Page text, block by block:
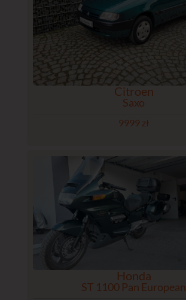
Citroen
Saxo
9999 zł
Honda
ST 1100 Pan European